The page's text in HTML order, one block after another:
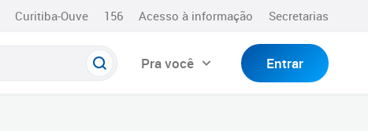
Curitiba-Ouve 156 Acesso à informação Secretarias
Pra você Entrar